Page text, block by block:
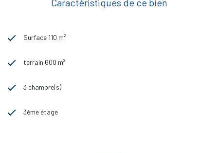
Surface 110 m²
terrain 600 m²
3 chambre(s)
3ème étage